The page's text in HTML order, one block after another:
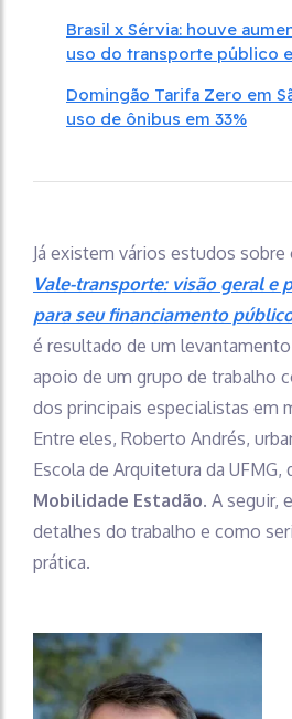
Brasil x Sérvia: houve
uso do transporte público
Domingão Tarifa Zero em
uso de ônibus em 33%
Já existem vários estudos
Vale-transporte: visão geral e
para seu financiamento
é resultado de um
apoio de um grupo de trabalho
dos principais especialistas em
Entre eles, Roberto Andrés,
Escola de Arquitetura da
Mobilidade Estadão. A seguir,
detalhes do trabalho e como
prática.